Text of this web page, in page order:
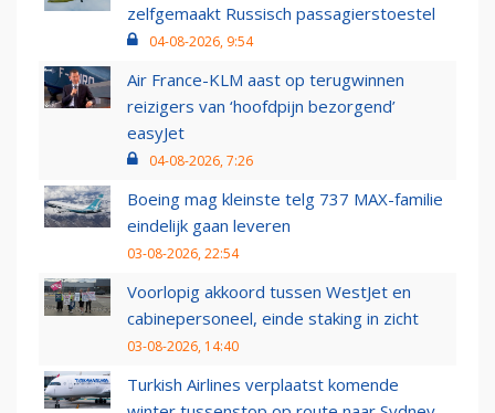
zelfgemaakt Russisch passagierstoestel
04-08-2026, 9:54
Air France-KLM aast op terugwinnen
reizigers van ‘hoofdpijn bezorgend’
easyJet
04-08-2026, 7:26
Boeing mag kleinste telg 737 MAX-familie
eindelijk gaan leveren
03-08-2026, 22:54
Voorlopig akkoord tussen WestJet en
cabinepersoneel, einde staking in zicht
03-08-2026, 14:40
Turkish Airlines verplaatst komende